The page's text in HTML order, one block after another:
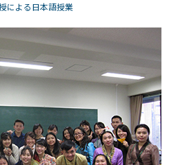
による日本語授業